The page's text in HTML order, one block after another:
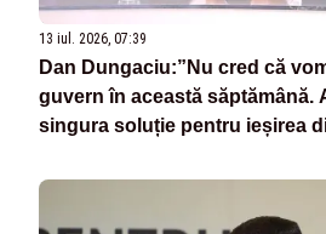
13 iul. 2026, 07:39
Dan Dungaciu:”Nu cred că
guvern în această săptămână.
singura soluție pentru ieșirea